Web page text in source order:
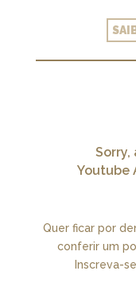
Sorry,
Youtube
Quer ficar por
conferir um
Inscreva-